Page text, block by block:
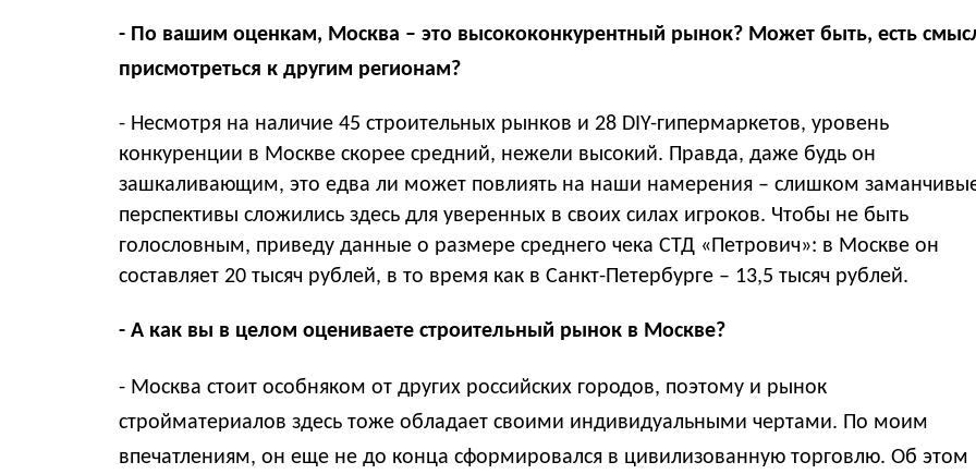
- По вашим оценкам, Москва – это высококонкурентный рынок? Может быть, есть
присмотреться к другим регионам?
- Несмотря на наличие 45 строительных рынков и 28 DIY-гипермаркетов, уровень
конкуренции в Москве скорее средний, нежели высокий. Правда, даже будь он
зашкаливающим, это едва ли может повлиять на наши намерения – слишком
перспективы сложились здесь для уверенных в своих силах игроков. Чтобы не быть
голословным, приведу данные о размере среднего чека СТД «Петрович»: в Москве он
составляет 20 тысяч рублей, в то время как в Санкт-Петербурге – 13,5 тысяч рублей.
- А как вы в целом оцениваете строительный рынок в Москве?
- Москва стоит особняком от других российских городов, поэтому и рынок
стройматериалов здесь тоже обладает своими индивидуальными чертами. По моим
впечатлениям, он еще не до конца сформировался в цивилизованную торговлю. Об этом